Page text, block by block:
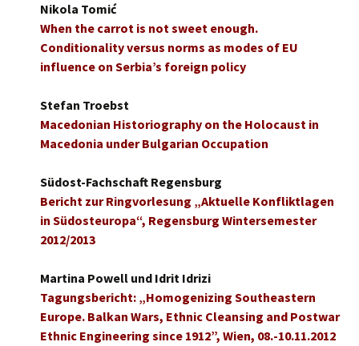
Nikola Tomić
When the carrot is not sweet enough.
Conditionality versus norms as modes of EU
influence on Serbia’s foreign policy
Stefan Troebst
Macedonian Historiography on the Holocaust in
Macedonia under Bulgarian Occupation
Südost-Fachschaft Regensburg
Bericht zur Ringvorlesung „Aktuelle Konfliktlagen
in Südosteuropa“, Regensburg Wintersemester
2012/2013
Martina Powell und Idrit Idrizi
Tagungsbericht: „Homogenizing Southeastern
Europe. Balkan Wars, Ethnic Cleansing and Postwar
Ethnic Engineering since 1912”, Wien, 08.-10.11.2012